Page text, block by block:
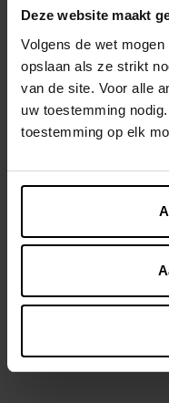
Deze website maakt
Volgens de wet
opslaan als ze strikt
van de site. Voor alle
uw toestemming
toestemming op elk
Beschrijving
Gebruiksadvies